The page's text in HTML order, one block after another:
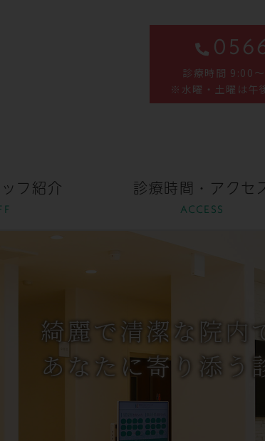
診療時間 9:00
※水曜・土曜は午
フ紹介 診療時間・アクセ
ACCESS